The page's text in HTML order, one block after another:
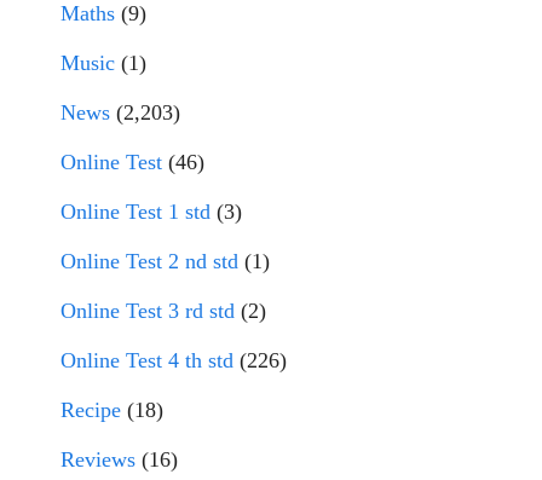
Maths (9)
Music (1)
News (2,203)
Online Test (46)
Online Test 1 std (3)
Online Test 2 nd std (1)
Online Test 3 rd std (2)
Online Test 4 th std (226)
Recipe (18)
Reviews (16)